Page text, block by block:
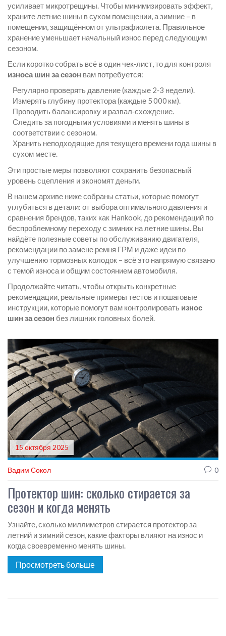
усиливает микротрещины. Чтобы минимизировать эффект,
храните летние шины в сухом помещении, а зимние – в
помещении, защищённом от ультрафиолета. Правильное
хранение уменьшает начальный износ перед следующим
сезоном.
Если коротко собрать всё в один чек‑лист, то для контроля
износа шин за сезон вам потребуется:
Регулярно проверять давление (каждые 2‑3 недели).
Измерять глубину протектора (каждые 5 000 км).
Проводить балансировку и развал‑схождение.
Следить за погодными условиями и менять шины в
соответствии с сезоном.
Хранить неподходящие для текущего времени года шины в
сухом месте.
Эти простые меры позволяют сохранить безопасный
уровень сцепления и экономят деньги.
В нашем архиве ниже собраны статьи, которые помогут
углубиться в детали: от выбора оптимального давления и
сравнения брендов, таких как Hankook, до рекомендаций по
беспроблемному переходу с зимних на летние шины. Вы
найдёте полезные советы по обслуживанию двигателя,
рекомендации по замене ремня ГРМ и даже идеи по
улучшению тормозных колодок – всё это напрямую связано
с темой износа и общим состоянием автомобиля.
Продолжайте читать, чтобы открыть конкретные
рекомендации, реальные примеры тестов и пошаговые
инструкции, которые помогут вам контролировать износ
шин за сезон без лишних головных болей.
15 октября 2025
Вадим Сокол 0
Протектор шин: сколько стирается за
сезон и когда менять
Узнайте, сколько миллиметров стирается протектор за
летний и зимний сезон, какие факторы влияют на износ и
когда своевременно менять шины.
Просмотреть больше